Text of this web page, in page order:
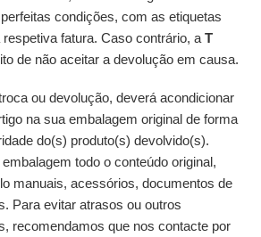
condições, com as etiquetas
fatura. Caso contrário, a T
de não aceitar a devolução em causa.
ou devolução, deverá acondicionar
na sua embalagem original de forma
do(s) produto(s) devolvido(s).
todo o conteúdo original,
manuais, acessórios, documentos de
Para evitar atrasos ou outros
recomendamos que nos contacte por